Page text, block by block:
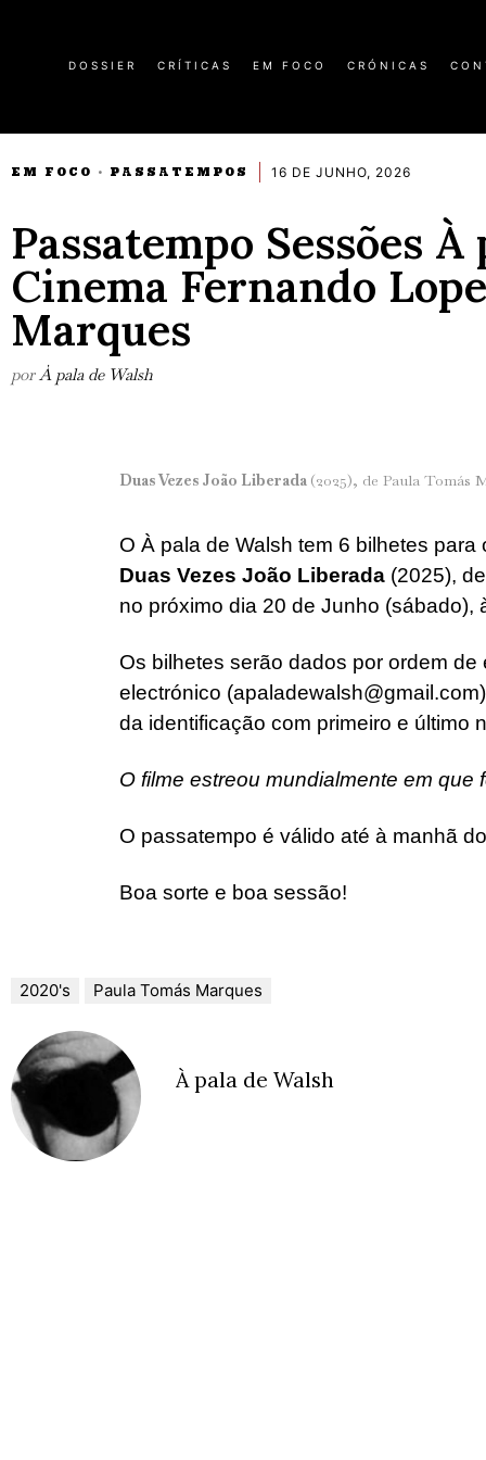
DOSSIER CRÍTICAS EM FOCO CRÓNICAS
EM FOCO · PASSATEMPOS 16 DE JUNHO, 2026
Passatempo Sessões
Cinema Fernando
Marques
por À pala de Walsh
Duas Vezes João Liberada (2025), de Paula Tomás
O À pala de Walsh tem 6 bilhetes
Duas Vezes João Liberada (2025),
no próximo dia 20 de Junho
Os bilhetes serão dados por ordem
electrónico
da identificação com primeiro e último
O filme estreou mundialmente em que
O passatempo é válido até à manhã
Boa sorte e boa sessão!
2020's Paula Tomás Marques
À pala de Walsh